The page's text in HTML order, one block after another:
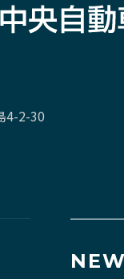
4-2-30